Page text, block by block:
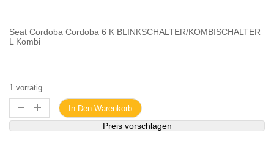
Seat Cordoba Cordoba 6 K BLINKSCHALTER/KOMBISCHALTER
L Kombi
1 vorrätig
In Den Warenkorb
Preis vorschlagen